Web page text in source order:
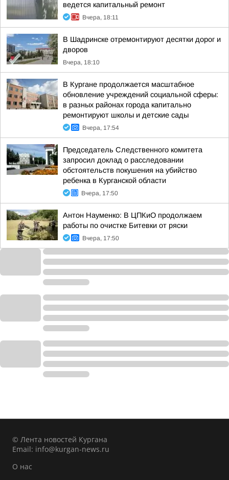
ведется капитальный ремонт
Вчера, 18:11
В Шадринске отремонтируют десятки дорог и
дворов
Вчера, 18:10
В Кургане продолжается масштабное
обновление учреждений социальной сферы:
в разных районах города капитально
ремонтируют школы и детские сады
Вчера, 17:54
Председатель Следственного комитета
запросил доклад о расследовании
обстоятельств покушения на убийство
ребенка в Курганской области
Вчера, 17:50
Антон Науменко: В ЦПКиО продолжаем
работы по очистке Битевки от ряски
Вчера, 17:50
© Лента новостей Кургана
Email: info@kurgan-news.ru
О нас